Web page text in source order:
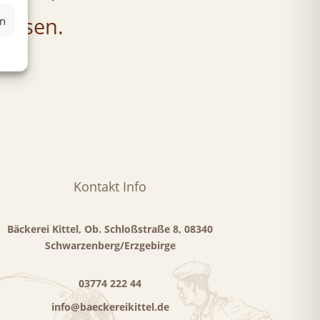
Kontakt Info
Bäckerei Kittel, Ob. Schloßstraße 8, 08340
Schwarzenberg/Erzgebirge
03774 222 44
info@baeckereikittel.de